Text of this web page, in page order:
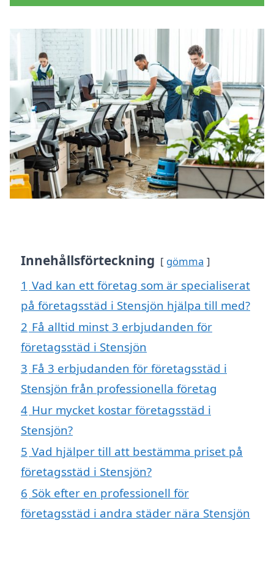
Innehållsförteckning gömma
1 Vad kan ett företag som är specialiserat
på företagsstäd i Stensjön hjälpa till med?
2 Få alltid minst 3 erbjudanden för
företagsstäd i Stensjön
3 Få 3 erbjudanden för företagsstäd i
Stensjön från professionella företag
4 Hur mycket kostar företagsstäd i
Stensjön?
5 Vad hjälper till att bestämma priset på
företagsstäd i Stensjön?
6 Sök efter en professionell för
företagsstäd i andra städer nära Stensjön